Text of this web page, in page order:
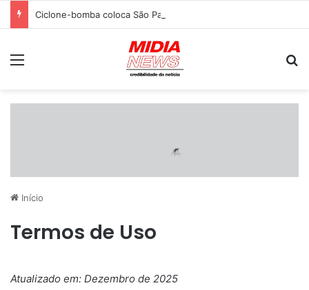
Início
Termos de Uso
Atualizado em: Dezembro de 2025